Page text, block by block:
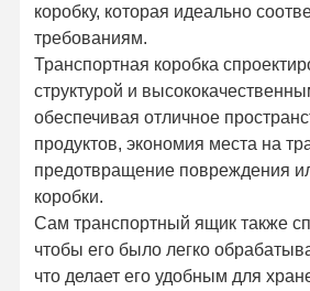
коробку, которая идеально
требованиям.
Транспортная коробка
структурой и
обеспечивая отличное
продуктов, экономия места на
предотвращение повреждения
коробки.
Сам транспортный ящик также
чтобы его было легко
что делает его удобным для